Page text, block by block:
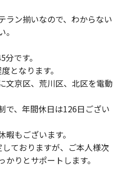
ラン揃いなので、わからない
です。
となります。
文京区、荒川区、北区を電動
で、年間休日は126日ござい
もございます。
ておりますが、ご本人様次
りとサポートします。